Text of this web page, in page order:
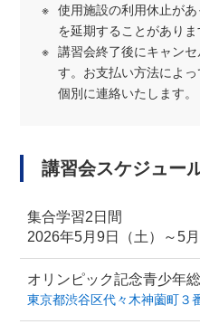
使用施設の利用休止が
を延期することがありま
講習会終了後にキャン
す。お支払い方法によ
個別に連絡いたします。
講習会スケジュー
集合学習2日間
2026年5月9日（土）～5月
オリンピック記念青少年
東京都渋谷区代々木神薗町３